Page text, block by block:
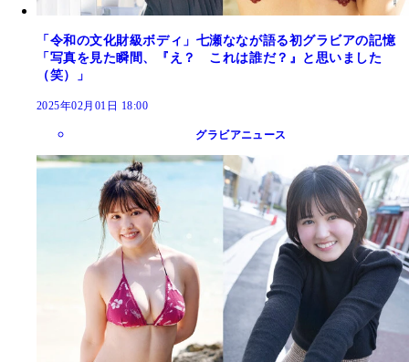
「令和の文化財級ボディ」七瀬ななが語る初グラビアの記憶
「写真を見た瞬間、『え？ これは誰だ？』と思いました
（笑）」
2025年02月01日 18:00
グラビアニュース